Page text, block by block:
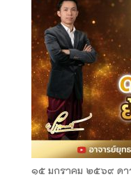
๑๕ มกราคม ๒๕๖๙ ดา